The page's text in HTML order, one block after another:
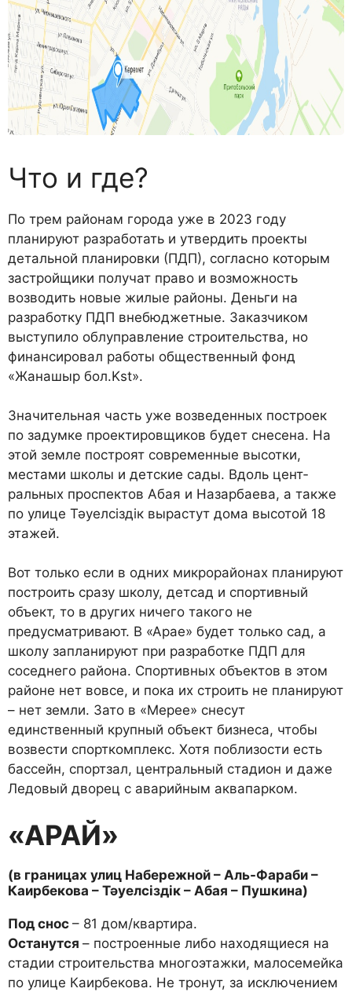
Что и где?
По трем районам города уже в 2023 году
планируют разработать и утвердить проекты
деталь­ной планировки (ПДП), согласно которым
застройщики получат право и возможность
возводить новые жилые районы. Деньги на
разработку ПДП внебюджетные. Заказчиком
выступило облуправление строительства, но
финансировал работы общественный фонд
«Жанашыр бол.Kst».
Значительная часть уже возведенных построек
по задумке проектировщиков будет снесена. На
этой земле построят современные высотки,
местами школы и детские сады. Вдоль цент­
ральных проспектов Абая и Назарбаева, а также
по улице Тәуелсіздік вырастут дома высотой 18
этажей.
Вот только если в одних микрорайонах планируют
построить сразу школу, детсад и спортив­ный
объект, то в других ничего такого не
предусматривают. В «Арае» будет только сад, а
школу запланируют при разработке ПДП для
соседнего района. Спортивных объектов в этом
районе нет вовсе, и пока их строить не планируют
– нет земли. Зато в «Мерее» снесут
единственный крупный объект бизнеса, чтобы
возвести спорткомплекс. Хотя поблизости есть
бассейн, спортзал, центральный стадион и даже
Ледовый дворец с аварийным аквапарком.
«АРАЙ»
(в границах улиц Набережной – Аль-Фараби –
Каирбекова – Тәуелсіздік – Абая – Пушкина)
Под снос – 81 дом/квартира.
Останутся – построенные либо находящиеся на
стадии строительства мно­гоэтажки, малосемейка
по улице Каирбекова. Не тронут, за исключением